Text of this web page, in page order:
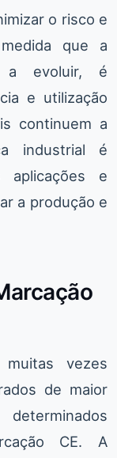
o risco e
que a
a evoluir, é
e utilização
continuem a
industrial é
aplicações e
a produção e
vezes
de maior
CE. A